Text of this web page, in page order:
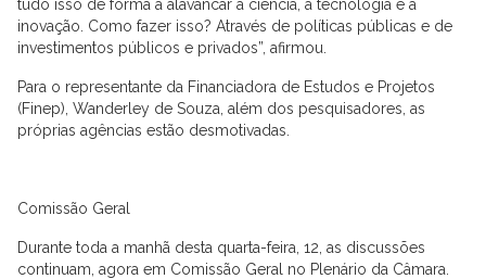
tudo isso de forma a alavancar a ciência, a tecnologia e a
inovação. Como fazer isso? Através de políticas públicas e de
investimentos públicos e privados”, afirmou.
Para o representante da Financiadora de Estudos e Projetos
(Finep), Wanderley de Souza, além dos pesquisadores, as
próprias agências estão desmotivadas.
Comissão Geral
Durante toda a manhã desta quarta-feira, 12, as discussões
continuam, agora em Comissão Geral no Plenário da Câmara.